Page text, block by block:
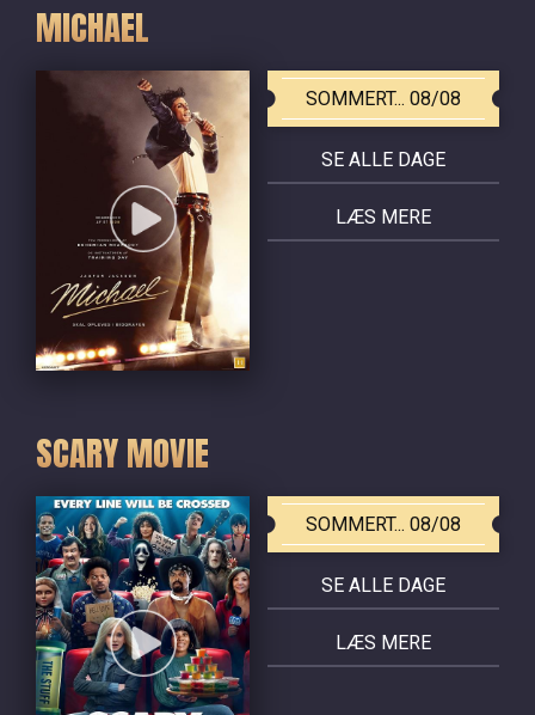
MICHAEL
SOMMERT... 08/08
SE ALLE DAGE
LÆS MERE
SCARY MOVIE
SOMMERT... 08/08
SE ALLE DAGE
LÆS MERE